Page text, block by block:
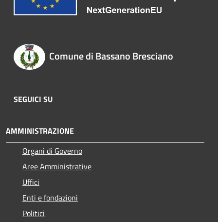
Comune di Bassano Bresciano
SEGUICI SU
AMMINISTRAZIONE
Organi di Governo
Aree Amministrative
Uffici
Enti e fondazioni
Politici